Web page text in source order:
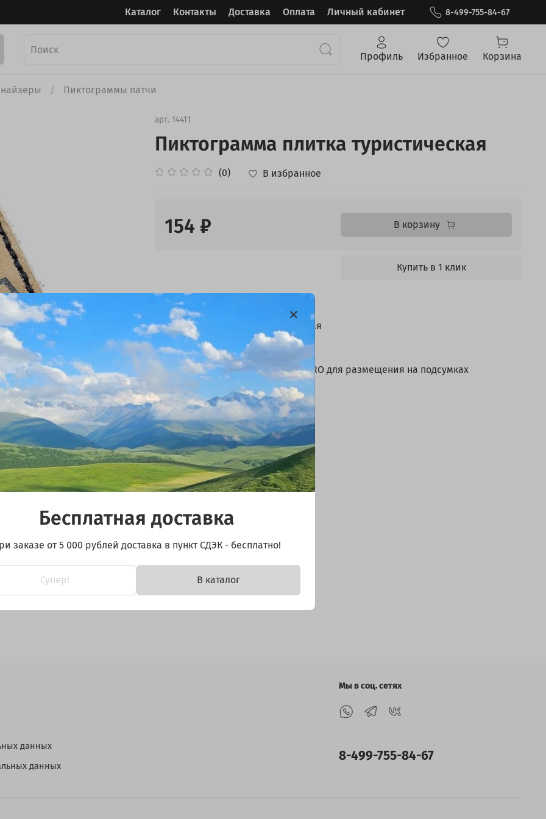
Каталог Контакты Доставка Оплата Личный кабинет 8-499-755-84-67
Профиль Избранное Корзина
Пиктограммы патчи
арт. 14411
Пиктограмма плитка туристическая
(0) В избранное
154 ₽ В корзину
Купить в 1 клик
Размер 4х4см
Изготовлена из натуральной кожи
Пиктограмма плитка туристическая
Размер 4х4см
Изготовлена из натуральной кожи
С обратной стороны липучка VELCRO для размещения на подсумках
данных
данных
Мы в соц. сетях
8-499-755-84-67
Бесплатная доставка
заказе от 5 000 рублей доставка в пункт СДЭК - бесплатно!
Супер! В каталог